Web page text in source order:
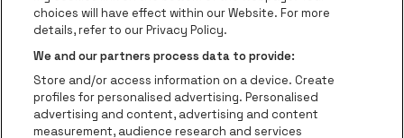
Be•at Tickets is een deel van be•at
be•at Tickets
Schijnpoortweg 119, 2170 Antwerpen
Be-At Venues
Schijnpoortweg 119, 2170 Antwerpen
BTW (BE) 0461.051.688 - RPR Antwerpen
choices will have effect within our Website. For more
details, refer to our Privacy Policy.
We and our partners process data to provide:
Store and/or access information on a device. Create
profiles for personalised advertising. Personalised
advertising and content, advertising and content
measurement, audience research and services